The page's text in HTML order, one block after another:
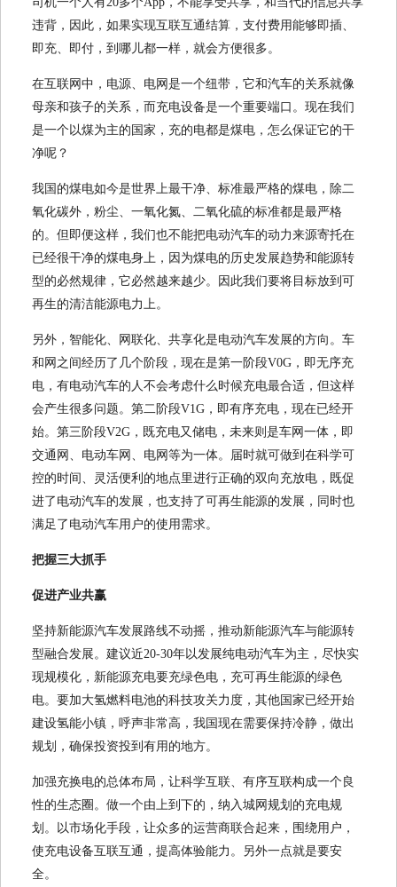
违背，因此，如果实现互联互通结算，支付费用能够即插、
即充、即付，到哪儿都一样，就会方便很多。
在互联网中，电源、电网是一个纽带，它和汽车的关系就像
母亲和孩子的关系，而充电设备是一个重要端口。现在我们
是一个以煤为主的国家，充的电都是煤电，怎么保证它的干
净呢？
我国的煤电如今是世界上最干净、标准最严格的煤电，除二
氧化碳外，粉尘、一氧化氮、二氧化硫的标准都是最严格
的。但即便这样，我们也不能把电动汽车的动力来源寄托在
已经很干净的煤电身上，因为煤电的历史发展趋势和能源转
型的必然规律，它必然越来越少。因此我们要将目标放到可
再生的清洁能源电力上。
另外，智能化、网联化、共享化是电动汽车发展的方向。车
和网之间经历了几个阶段，现在是第一阶段V0G，即无序充
电，有电动汽车的人不会考虑什么时候充电最合适，但这样
会产生很多问题。第二阶段V1G，即有序充电，现在已经开
始。第三阶段V2G，既充电又储电，未来则是车网一体，即
交通网、电动车网、电网等为一体。届时就可做到在科学可
控的时间、灵活便利的地点里进行正确的双向充放电，既促
进了电动汽车的发展，也支持了可再生能源的发展，同时也
满足了电动汽车用户的使用需求。
把握三大抓手
促进产业共赢
坚持新能源汽车发展路线不动摇，推动新能源汽车与能源转
型融合发展。建议近20-30年以发展纯电动汽车为主，尽快实
现规模化，新能源充电要充绿色电，充可再生能源的绿色
电。要加大氢燃料电池的科技攻关力度，其他国家已经开始
建设氢能小镇，呼声非常高，我国现在需要保持冷静，做出
规划，确保投资投到有用的地方。
加强充换电的总体布局，让科学互联、有序互联构成一个良
性的生态圈。做一个由上到下的，纳入城网规划的充电规
划。以市场化手段，让众多的运营商联合起来，围绕用户，
使充电设备互联互通，提高体验能力。另外一点就是要安
全。